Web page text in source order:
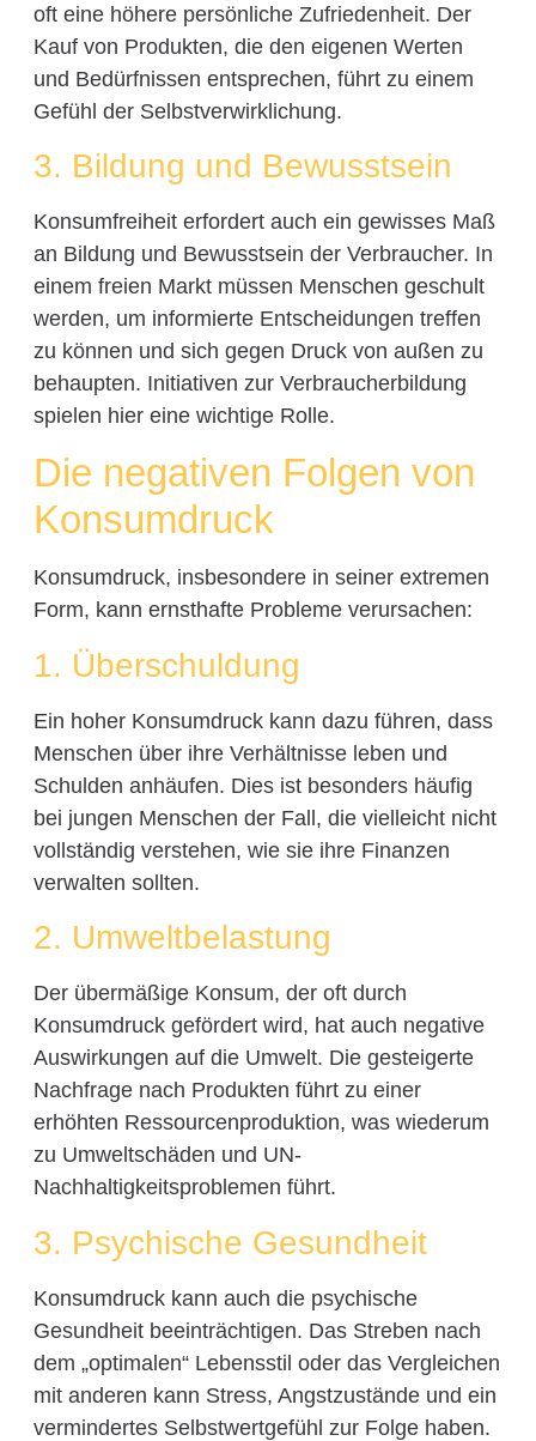
oft eine höhere persönliche Zufriedenheit. Der
Kauf von Produkten, die den eigenen Werten
und Bedürfnissen entsprechen, führt zu einem
Gefühl der Selbstverwirklichung.
3. Bildung und Bewusstsein
Konsumfreiheit erfordert auch ein gewisses Maß
an Bildung und Bewusstsein der Verbraucher. In
einem freien Markt müssen Menschen geschult
werden, um informierte Entscheidungen treffen
zu können und sich gegen Druck von außen zu
behaupten. Initiativen zur Verbraucherbildung
spielen hier eine wichtige Rolle.
Die negativen Folgen von
Konsumdruck
Konsumdruck, insbesondere in seiner extremen
Form, kann ernsthafte Probleme verursachen:
1. Überschuldung
Ein hoher Konsumdruck kann dazu führen, dass
Menschen über ihre Verhältnisse leben und
Schulden anhäufen. Dies ist besonders häufig
bei jungen Menschen der Fall, die vielleicht nicht
vollständig verstehen, wie sie ihre Finanzen
verwalten sollten.
2. Umweltbelastung
Der übermäßige Konsum, der oft durch
Konsumdruck gefördert wird, hat auch negative
Auswirkungen auf die Umwelt. Die gesteigerte
Nachfrage nach Produkten führt zu einer
erhöhten Ressourcenproduktion, was wiederum
zu Umweltschäden und UN-
Nachhaltigkeitsproblemen führt.
3. Psychische Gesundheit
Konsumdruck kann auch die psychische
Gesundheit beeinträchtigen. Das Streben nach
dem „optimalen“ Lebensstil oder das Vergleichen
mit anderen kann Stress, Angstzustände und ein
vermindertes Selbstwertgefühl zur Folge haben.